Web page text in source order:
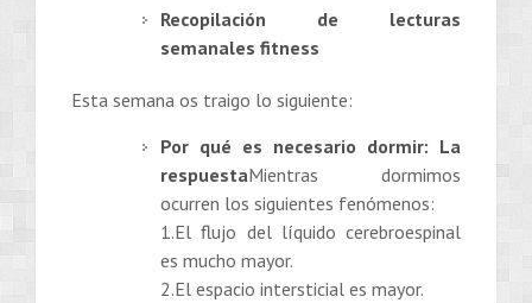
Recopilación de lecturas
semanales fitness
Esta semana os traigo lo siguiente:
Por qué es necesario dormir: La
respuestaMientras dormimos
ocurren los siguientes fenómenos:
1.El flujo del líquido cerebroespinal
es mucho mayor.
2.El espacio intersticial es mayor.